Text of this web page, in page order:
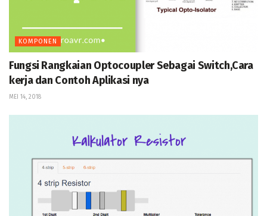
KOMPONEN
Fungsi Rangkaian Optocoupler Sebagai Switch,Cara
kerja dan Contoh Aplikasi nya
MEI 14, 2018